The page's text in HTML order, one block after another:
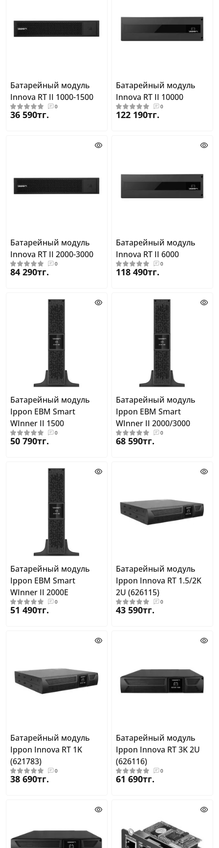
Батарейный модуль
Innova RT II 1000-1500
0
36 590тг.
Батарейный модуль
Innova RT II 10000
0
122 190тг.
Батарейный модуль
Innova RT II 2000-3000
0
84 290тг.
Батарейный модуль
Innova RT II 6000
0
118 490тг.
Батарейный модуль
Ippon EBM Smart
WInner II 1500
0
50 790тг.
Батарейный модуль
Ippon EBM Smart
WInner II 2000/3000
0
68 590тг.
Батарейный модуль
Ippon EBM Smart
WInner II 2000E
0
51 490тг.
Батарейный модуль
Ippon Innova RT 1.5/2K
2U (626115)
0
43 590тг.
Батарейный модуль
Ippon Innova RT 1K
(621783)
0
38 690тг.
Батарейный модуль
Ippon Innova RT 3K 2U
(626116)
0
61 690тг.